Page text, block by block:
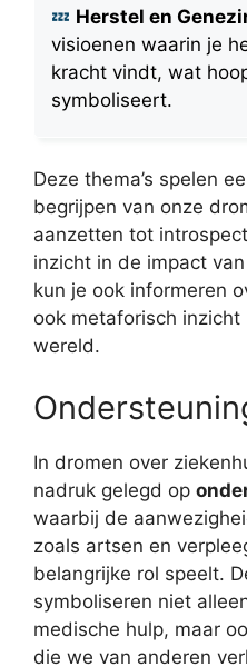
Herstel en
visioenen waarin je
kracht vindt, wat
symboliseert.
Deze thema’s spelen
begrijpen van onze
aanzetten tot
inzicht in de impact
kun je ook informeren
ook metaforisch
wereld.
In dromen over
nadruk gelegd op
waarbij de
zoals artsen en
belangrijke rol speelt.
symboliseren niet
medische hulp, maar
die we van anderen